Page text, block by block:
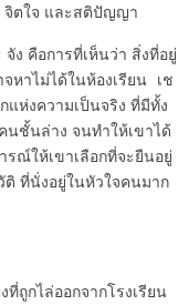
จิตใจ และสติปัญญา
ง คือการที่เห็นว่า สิ่งที่อยู่
หาไม่ได้ในห้องเรียน เช
แห่งความเป็นจริง ที่มีทั้ง
นชั้นล่าง จนทำให้เขาได้
ณ์ให้เขาเลือกที่จะยืนอยู่
ที่นั่งอยู่ในหัวใจคนมาก
ถูกไล่ออกจากโรงเรียน